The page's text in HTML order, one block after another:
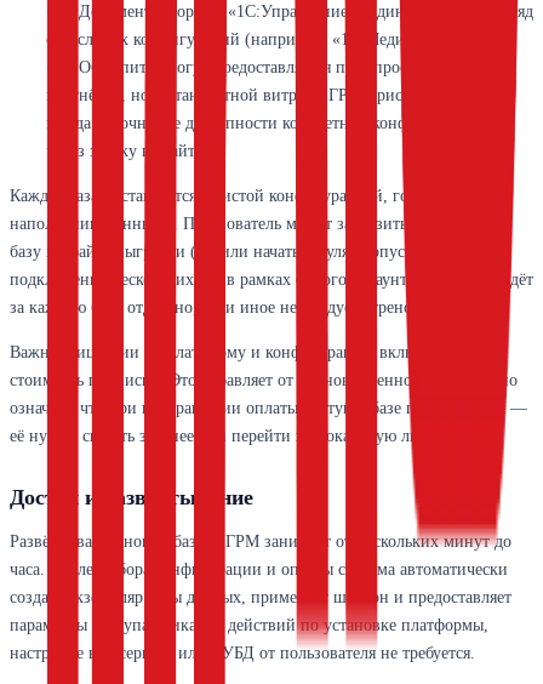
«1С:Документооборот», «1С:Управление холдингом», а также ряд
отраслевых конфигураций (например, «1С:Медицина»,
«1С:Общепит») могут предоставляться по запросу или через
партнёров, но в стандартной витрине ГРМ присутствуют не
всегда. Уточнение доступности конкретной конфигурации —
через заявку на сайте.
Каждая база поставляется с чистой конфигурацией, готовой к
наполнению данными. Пользователь может загрузить собственную
базу из файла выгрузки (dt) или начать с нуля. Допускается
подключение нескольких баз в рамках одного аккаунта, но оплата идёт
за каждую базу отдельно, если иное не предусмотрено тарифом.
Важно: лицензии на платформу и конфигурацию включены в
стоимость подписки. Это избавляет от единовременной покупки, но
означает, что при прекращении оплаты доступ к базе прекращается —
её нужно скачать заранее или перейти на локальную лицензию.
Доступ и развёртывание
Развёртывание новой базы в ГРМ занимает от нескольких минут до
часа. После выбора конфигурации и оплаты система автоматически
создаёт экземпляр базы данных, применяет шаблон и предоставляет
параметры доступа. Никаких действий по установке платформы,
настройке веб-сервера или СУБД от пользователя не требуется.